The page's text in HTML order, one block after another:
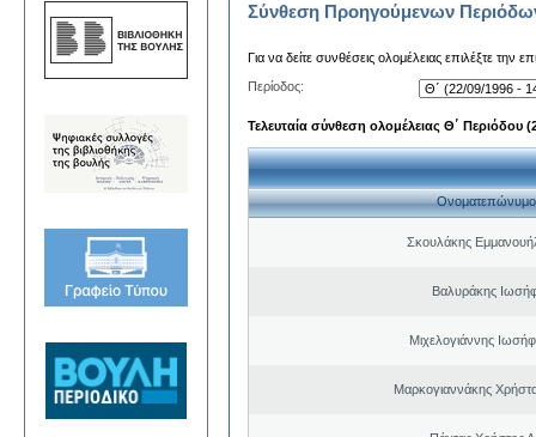
Σύνθεση Προηγούμενων
Για να δείτε συνθέσεις ολομέλειας επιλέξτε την
Περίοδος:
Τελευταία σύνθεση ολομέλειας Θ΄ Περιόδου
Ονοματεπώνυμο
Σκουλάκης
Βαλυράκης
Μιχελογιάννης
Μαρκογιαννάκης